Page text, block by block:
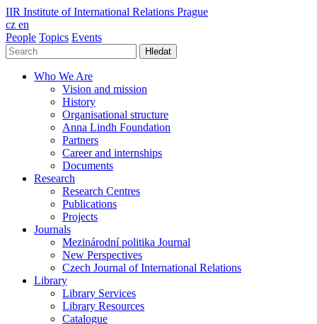
IIR Institute of International Relations Prague
cz en
People Topics Events
Hledat
Who We Are
Vision and mission
History
Organisational structure
Anna Lindh Foundation
Partners
Career and internships
Documents
Research
Research Centres
Publications
Projects
Journals
Mezinárodní politika Journal
New Perspectives
Czech Journal of International Relations
Library
Library Services
Library Resources
Catalogue